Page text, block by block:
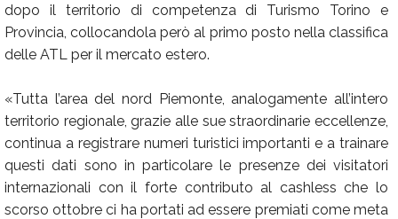
dopo il territorio di competenza di Turismo Torino e
Provincia, collocandola però al primo posto nella classifica
delle ATL per il mercato estero.
«Tutta l’area del nord Piemonte, analogamente all’intero
territorio regionale, grazie alle sue straordinarie eccellenze,
continua a registrare numeri turistici importanti e a trainare
questi dati sono in particolare le presenze dei visitatori
internazionali con il forte contributo al cashless che lo
scorso ottobre ci ha portati ad essere premiati come meta